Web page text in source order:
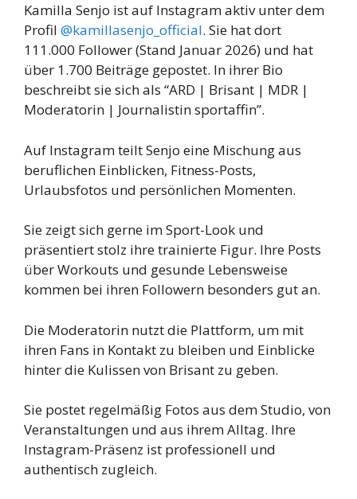
Kamilla Senjo ist auf Instagram aktiv unter dem
Profil @kamillasenjo_official. Sie hat dort
111.000 Follower (Stand Januar 2026) und hat
über 1.700 Beiträge gepostet. In ihrer Bio
beschreibt sie sich als “ARD | Brisant | MDR |
Moderatorin | Journalistin sportaffin”.
Auf Instagram teilt Senjo eine Mischung aus
beruflichen Einblicken, Fitness-Posts,
Urlaubsfotos und persönlichen Momenten.
Sie zeigt sich gerne im Sport-Look und
präsentiert stolz ihre trainierte Figur. Ihre Posts
über Workouts und gesunde Lebensweise
kommen bei ihren Followern besonders gut an.
Die Moderatorin nutzt die Plattform, um mit
ihren Fans in Kontakt zu bleiben und Einblicke
hinter die Kulissen von Brisant zu geben.
Sie postet regelmäßig Fotos aus dem Studio, von
Veranstaltungen und aus ihrem Alltag. Ihre
Instagram-Präsenz ist professionell und
authentisch zugleich.